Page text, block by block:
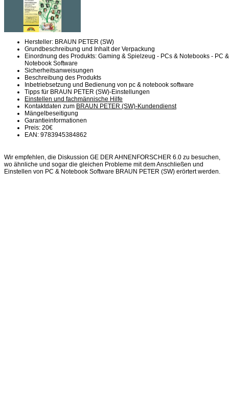
Hersteller: BRAUN PETER (SW)
Grundbeschreibung und Inhalt der Verpackung
Einordnung des Produkts: Gaming & Spielzeug - PCs & Notebooks - PC &
Notebook Software
Sicherheitsanweisungen
Beschreibung des Produkts
Inbetriebsetzung und Bedienung von pc & notebook software
Tipps für BRAUN PETER (SW)-Einstellungen
Einstellen und fachmännische Hilfe
Kontaktdaten zum BRAUN PETER (SW)-Kundendienst
Mängelbeseitigung
Garantieinformationen
Preis: 20€
EAN: 9783945384862
Wir empfehlen, die Diskussion GE DER AHNENFORSCHER 6.0 zu besuchen,
wo ähnliche und sogar die gleichen Probleme mit dem Anschließen und
Einstellen von PC & Notebook Software BRAUN PETER (SW) erörtert werden.